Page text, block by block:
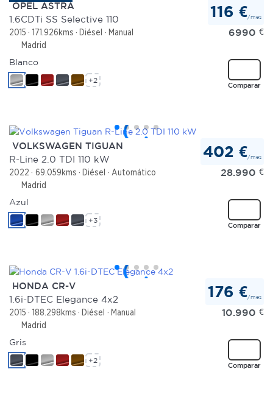
OPEL ASTRA
1.6CDTi SS Selective 110
2015 171.926kms Diésel
Manual
Madrid
116 €/mes
6990 €
Comparar
Blanco
+2
VOLKSWAGEN TIGUAN
R-Line 2.0 TDI 110 kW
2022 69.059kms Diésel
Automático
Madrid
402 €/mes
28.990 €
Comparar
Azul
+3
HONDA CR-V
1.6i-DTEC Elegance 4x2
2015 188.298kms Diésel
Manual
Madrid
176 €/mes
10.990 €
Comparar
Gris
+2